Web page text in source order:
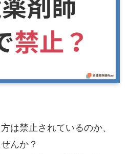
は禁止されているのか、
んか？